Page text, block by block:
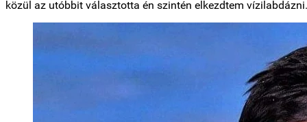
közül az utóbbit választotta én szintén elkezdtem vízilabdázni.